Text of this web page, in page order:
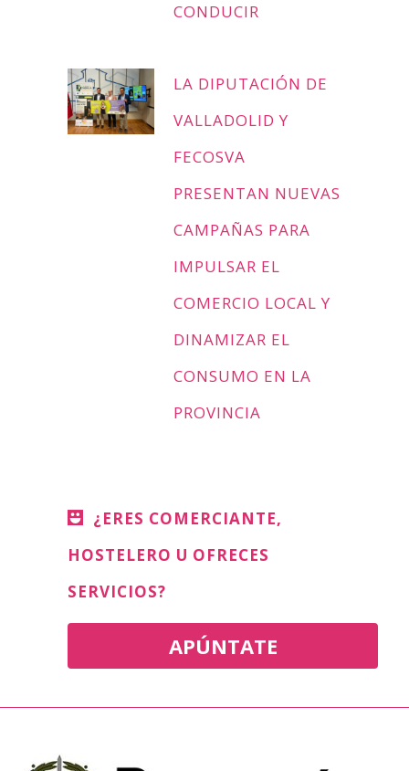
CONDUCIR
LA DIPUTACIÓN DE
VALLADOLID Y
FECOSVA
PRESENTAN NUEVAS
CAMPAÑAS PARA
IMPULSAR EL
COMERCIO LOCAL Y
DINAMIZAR EL
CONSUMO EN LA
PROVINCIA
¿ERES COMERCIANTE,
HOSTELERO U OFRECES
SERVICIOS?
APÚNTATE